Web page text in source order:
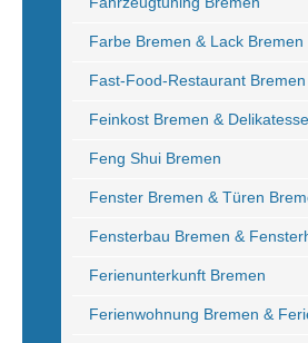
Farbe Bremen & Lack Bremen
Fast-Food-Restaurant Bremen
Feinkost Bremen &
Feng Shui Bremen
Fenster Bremen & Türen
Fensterbau Bremen &
Ferienunterkunft Bremen
Ferienwohnung Bremen &